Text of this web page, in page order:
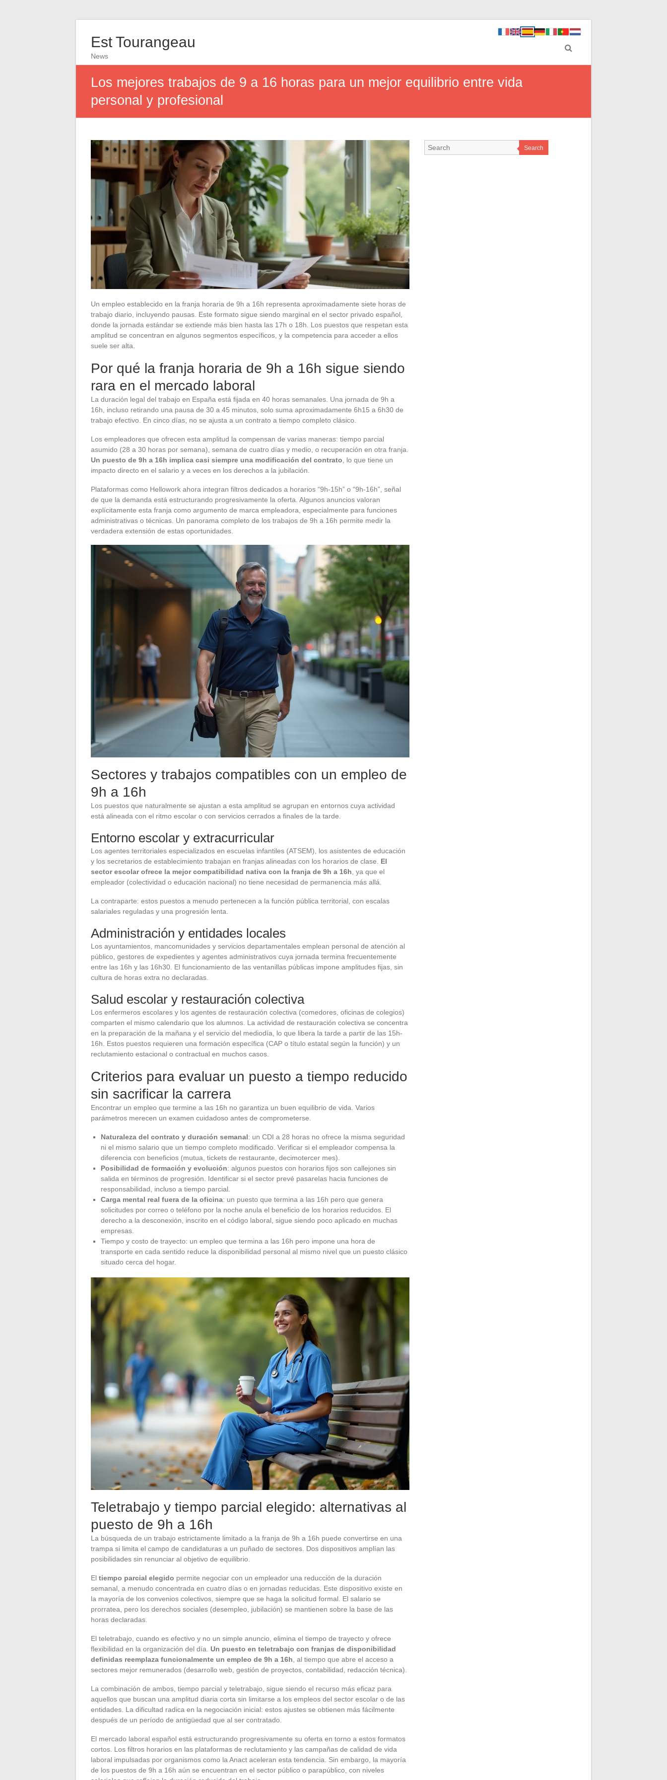
Est Tourangeau
News
Los mejores trabajos de 9 a 16 horas para un mejor equilibrio entre vida
personal y profesional
Un empleo establecido en la franja horaria de 9h a 16h representa aproximadamente siete horas de
trabajo diario, incluyendo pausas. Este formato sigue siendo marginal en el sector privado español,
donde la jornada estándar se extiende más bien hasta las 17h o 18h. Los puestos que respetan esta
amplitud se concentran en algunos segmentos específicos, y la competencia para acceder a ellos
suele ser alta.
Por qué la franja horaria de 9h a 16h sigue siendo
rara en el mercado laboral
La duración legal del trabajo en España está fijada en 40 horas semanales. Una jornada de 9h a
16h, incluso retirando una pausa de 30 a 45 minutos, solo suma aproximadamente 6h15 a 6h30 de
trabajo efectivo. En cinco días, no se ajusta a un contrato a tiempo completo clásico.
Los empleadores que ofrecen esta amplitud la compensan de varias maneras: tiempo parcial
asumido (28 a 30 horas por semana), semana de cuatro días y medio, o recuperación en otra franja.
Un puesto de 9h a 16h implica casi siempre una modificación del contrato , lo que tiene un
impacto directo en el salario y a veces en los derechos a la jubilación.
Plataformas como Hellowork ahora integran filtros dedicados a horarios “9h-15h” o “9h-16h”, señal
de que la demanda está estructurando progresivamente la oferta. Algunos anuncios valoran
explícitamente esta franja como argumento de marca empleadora, especialmente para funciones
administrativas o técnicas. Un panorama completo de los trabajos de 9h a 16h permite medir la
verdadera extensión de estas oportunidades.
Sectores y trabajos compatibles con un empleo de
9h a 16h
Los puestos que naturalmente se ajustan a esta amplitud se agrupan en entornos cuya actividad
está alineada con el ritmo escolar o con servicios cerrados a finales de la tarde.
Entorno escolar y extracurricular
Los agentes territoriales especializados en escuelas infantiles (ATSEM), los asistentes de educación
y los secretarios de establecimiento trabajan en franjas alineadas con los horarios de clase. El
sector escolar ofrece la mejor compatibilidad nativa con la franja de 9h a 16h , ya que el
empleador (colectividad o educación nacional) no tiene necesidad de permanencia más allá.
La contraparte: estos puestos a menudo pertenecen a la función pública territorial, con escalas
salariales reguladas y una progresión lenta.
Administración y entidades locales
Los ayuntamientos, mancomunidades y servicios departamentales emplean personal de atención al
público, gestores de expedientes y agentes administrativos cuya jornada termina frecuentemente
entre las 16h y las 16h30. El funcionamiento de las ventanillas públicas impone amplitudes fijas, sin
cultura de horas extra no declaradas.
Salud escolar y restauración colectiva
Los enfermeros escolares y los agentes de restauración colectiva (comedores, oficinas de colegios)
comparten el mismo calendario que los alumnos. La actividad de restauración colectiva se concentra
en la preparación de la mañana y el servicio del mediodía, lo que libera la tarde a partir de las 15h-
16h. Estos puestos requieren una formación específica (CAP o título estatal según la función) y un
reclutamiento estacional o contractual en muchos casos.
Criterios para evaluar un puesto a tiempo reducido
sin sacrificar la carrera
Encontrar un empleo que termine a las 16h no garantiza un buen equilibrio de vida. Varios
parámetros merecen un examen cuidadoso antes de comprometerse.
Naturaleza del contrato y duración semanal: un CDI a 28 horas no ofrece la misma seguridad
ni el mismo salario que un tiempo completo modificado. Verificar si el empleador compensa la
diferencia con beneficios (mutua, tickets de restaurante, decimotercer mes).
Posibilidad de formación y evolución: algunos puestos con horarios fijos son callejones sin
salida en términos de progresión. Identificar si el sector prevé pasarelas hacia funciones de
responsabilidad, incluso a tiempo parcial.
Carga mental real fuera de la oficina: un puesto que termina a las 16h pero que genera
solicitudes por correo o teléfono por la noche anula el beneficio de los horarios reducidos. El
derecho a la desconexión, inscrito en el código laboral, sigue siendo poco aplicado en muchas
empresas.
Tiempo y costo de trayecto: un empleo que termina a las 16h pero impone una hora de
transporte en cada sentido reduce la disponibilidad personal al mismo nivel que un puesto clásico
situado cerca del hogar.
Teletrabajo y tiempo parcial elegido: alternativas al
puesto de 9h a 16h
La búsqueda de un trabajo estrictamente limitado a la franja de 9h a 16h puede convertirse en una
trampa si limita el campo de candidaturas a un puñado de sectores. Dos dispositivos amplían las
posibilidades sin renunciar al objetivo de equilibrio.
El tiempo parcial elegido permite negociar con un empleador una reducción de la duración
semanal, a menudo concentrada en cuatro días o en jornadas reducidas. Este dispositivo existe en
la mayoría de los convenios colectivos, siempre que se haga la solicitud formal. El salario se
prorratea, pero los derechos sociales (desempleo, jubilación) se mantienen sobre la base de las
horas declaradas.
El teletrabajo, cuando es efectivo y no un simple anuncio, elimina el tiempo de trayecto y ofrece
flexibilidad en la organización del día. Un puesto en teletrabajo con franjas de disponibilidad
definidas reemplaza funcionalmente un empleo de 9h a 16h , al tiempo que abre el acceso a
sectores mejor remunerados (desarrollo web, gestión de proyectos, contabilidad, redacción técnica).
La combinación de ambos, tiempo parcial y teletrabajo, sigue siendo el recurso más eficaz para
aquellos que buscan una amplitud diaria corta sin limitarse a los empleos del sector escolar o de las
entidades. La dificultad radica en la negociación inicial: estos ajustes se obtienen más fácilmente
después de un período de antigüedad que al ser contratado.
El mercado laboral español está estructurando progresivamente su oferta en torno a estos formatos
cortos. Los filtros horarios en las plataformas de reclutamiento y las campañas de calidad de vida
laboral impulsadas por organismos como la Anact aceleran esta tendencia. Sin embargo, la mayoría
de los puestos de 9h a 16h aún se encuentran en el sector público o parapúblico, con niveles
Search